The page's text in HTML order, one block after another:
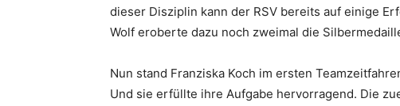
dieser Disziplin kann der RSV bereits auf einige
Wolf eroberte dazu noch zweimal die
Nun stand Franziska Koch im ersten
Und sie erfüllte ihre Aufgabe hervorragend. Die